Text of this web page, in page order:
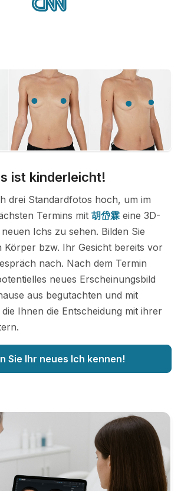
ist kinderleicht!
drei Standardfotos hoch, um im
Termins mit 胡岱霖 eine 3D-
Ichs zu sehen. Bilden Sie
Körper bzw. Ihr Gesicht bereits vor
nach. Nach dem Termin
neues Erscheinungsbild
aus begutachten und mit
Ihnen die Entscheidung mit ihrer
Sie Ihr neues Ich kennen!